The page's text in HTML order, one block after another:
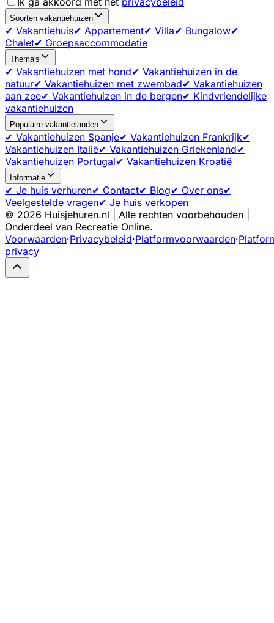
Soorten vakantiehuizen
✔ Vakantiehuis✔ Appartement✔ Villa✔ Bungalow✔
Chalet✔ Groepsaccommodatie
Thema's
✔ Vakantiehuizen met hond✔ Vakantiehuizen in de
natuur✔ Vakantiehuizen met zwembad✔ Vakantiehuizen
aan zee✔ Vakantiehuizen in de bergen✔ Kindvriendelijke
vakantiehuizen
Populaire vakantielanden
✔ Vakantiehuizen Spanje✔ Vakantiehuizen Frankrijk✔
Vakantiehuizen Italië✔ Vakantiehuizen Griekenland✔
Vakantiehuizen Portugal✔ Vakantiehuizen Kroatië
Informatie
✔ Je huis verhuren✔ Contact✔ Blog✔ Over ons✔
Veelgestelde vragen✔ Je huis verkopen
© 2026 Huisjehuren.nl | Alle rechten voorbehouden |
Onderdeel van Recreatie Online.
Voorwaarden·Privacybeleid·Platformvoorwaarden·
privacy